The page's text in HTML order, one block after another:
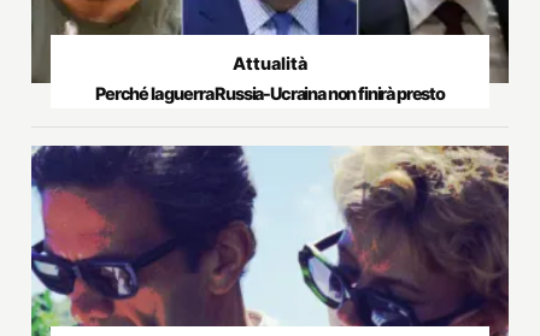
Attualità
Perché la guerra Russia-Ucraina non finirà presto